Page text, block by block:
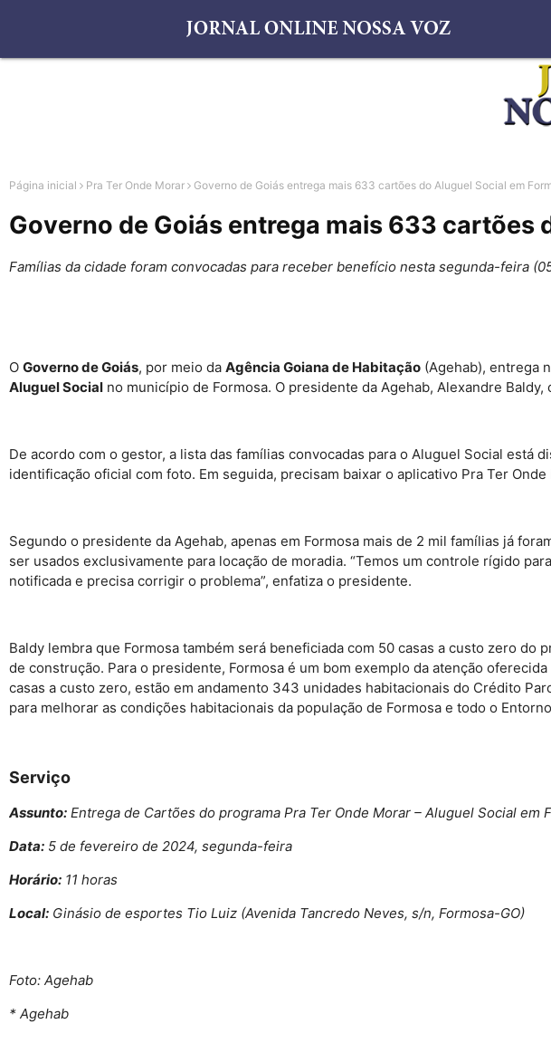
Página inicial Pra Ter Onde Morar Governo de Goiás entrega mais 633 cartões do Aluguel Social em
Governo de Goiás entrega mais 633 cartões
Famílias da cidade foram convocadas para receber benefício nesta segunda-feira
O Governo de Goiás, por meio da Agência Goiana de Habitação (Agehab), entrega
Aluguel Social no município de Formosa. O presidente da Agehab, Alexandre
De acordo com o gestor, a lista das famílias convocadas para o Aluguel Social está
identificação oficial com foto. Em seguida, precisam baixar o aplicativo Pra Ter
Segundo o presidente da Agehab, apenas em Formosa mais de 2 mil famílias já
ser usados exclusivamente para locação de moradia. “Temos um controle rígido
notificada e precisa corrigir o problema”, enfatiza o presidente.
Baldy lembra que Formosa também será beneficiada com 50 casas a custo zero
de construção. Para o presidente, Formosa é um bom exemplo da atenção
casas a custo zero, estão em andamento 343 unidades habitacionais do Crédito
para melhorar as condições habitacionais da população de Formosa e todo o
Serviço
Assunto: Entrega de Cartões do programa Pra Ter Onde Morar – Aluguel Social em
Data: 5 de fevereiro de 2024, segunda-feira
Horário: 11 horas
Local: Ginásio de esportes Tio Luiz (Avenida Tancredo Neves, s/n, Formosa-GO)
Foto: Agehab
* Agehab